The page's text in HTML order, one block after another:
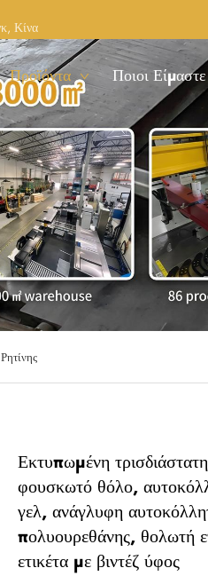
Κίνα
Προϊόντα Ποιοι Είμαστε
Εκτυπωμένη
φουσκωτό θόλο,
γελ, ανάγλυφη
πολυουρεθάνης, θολωτή
ετικέτα με βιντέζ ύφος